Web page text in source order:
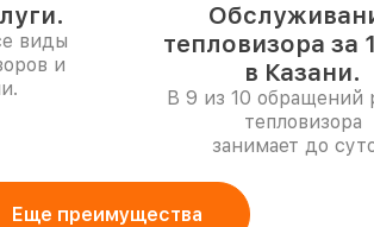
виды
и
тепловизора за
в Казани.
В 9 из 10 обращений
тепловизора
занимает до
Еще преимущества